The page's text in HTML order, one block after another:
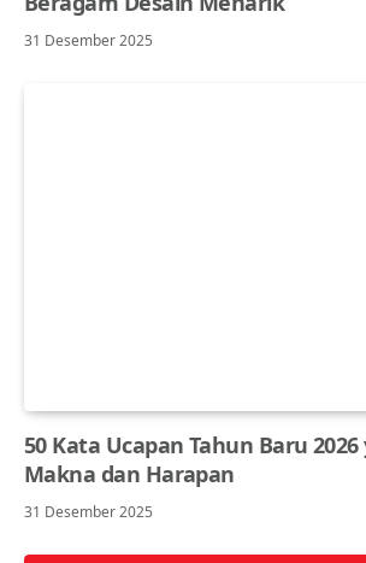
31 Desember 2025
50 Kata Ucapan Tahun Baru
Makna dan Harapan
31 Desember 2025